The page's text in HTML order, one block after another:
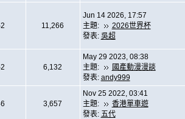
11,266
Jun 14 2026, 17:57
主題:
2026世界杯
發表: 吳超
6,132
May 29 2023, 08:38
主題:
國產動漫漫談
發表: andy999
3,657
Nov 25 2022, 03:41
主題:
香港單車遊
發表: 五代